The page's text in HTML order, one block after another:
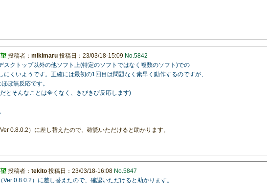
投稿者：mikimaru 投稿日：23/03/18-15:09 No.5842
スクトップ以外の他ソフト上(特定のソフトではなく複数のソフト)での
にくいようです。正確には最初の1回目は問題なく素早く動作するのですが、
ぼ無反応です。
とそんなことは全くなく、きびきび反応します)
0.8.0.2）に差し替えたので、確認いただけると助かります。
投稿者：tekito 投稿日：23/03/18-16:08 No.5847
Ver 0.8.0.2）に差し替えたので、確認いただけると助かります。